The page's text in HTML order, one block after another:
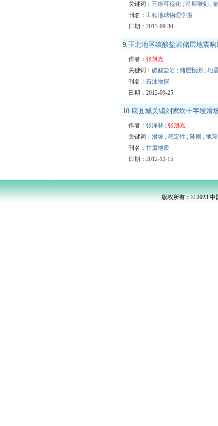
关键词： 三维可视化 ; 沿层雕刻 ;
刊名： 工程地球物理学报
日期：2013-09-30
9.玉北地区碳酸盐岩储层地震
作者： 张旭光
关键词： 碳酸盐岩 ; 储层预测 ; 地
刊名： 石油物探
日期：2012-09-25
10.康县城关镇刘家坎十字坡滑
作者： 张泽林 ; 张旭光
关键词： 滑坡 ; 稳定性 ; 降雨 ; 地震
刊名： 甘肃地质
日期：2012-12-15
版权所有：© 2023